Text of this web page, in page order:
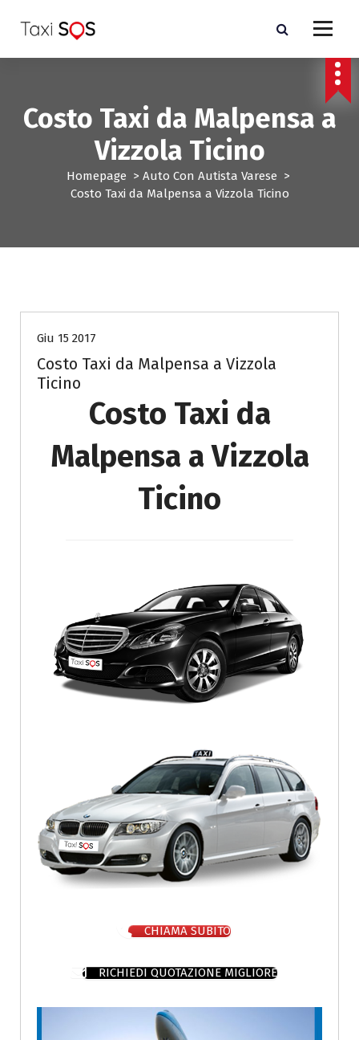
a
Costo Taxi da Malpensa a
Vizzola Ticino
Homepage > Auto Con Autista Varese >
Costo Taxi da Malpensa a Vizzola Ticino
Giu 15 2017
Costo Taxi da Malpensa a Vizzola
Ticino
Costo Taxi da
Malpensa a Vizzola
Ticino
CHIAMA SUBITO
RICHIEDI QUOTAZIONE MIGLIORE